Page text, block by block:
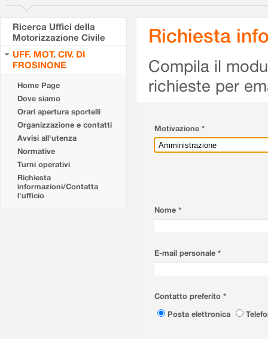
Ricerca Uffici della
Motorizzazione Civile
UFF. MOT. CIV. DI
FROSINONE
Home Page
Dove siamo
Orari apertura sportelli
Organizzazione e contatti
Avvisi all'utenza
Normative
Turni operativi
Richiesta
informazioni/Contatta
l'ufficio
Richiesta
Compila il
richieste per
Motivazione *
Nome *
E-mail personale *
Contatto preferito *
Posta elettronica